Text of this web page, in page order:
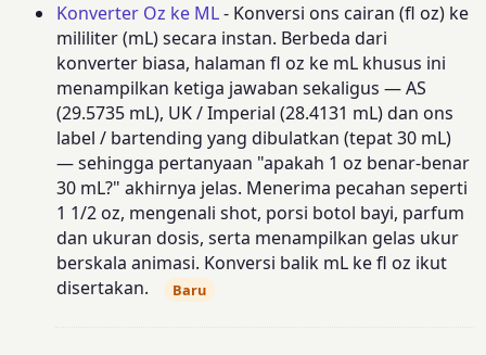
Konverter Oz ke ML- Konversi ons cairan (fl oz) ke
mililiter (mL) secara instan. Berbeda dari
konverter biasa, halaman fl oz ke mL khusus ini
menampilkan ketiga jawaban sekaligus — AS
(29.5735 mL), UK / Imperial (28.4131 mL) dan ons
label / bartending yang dibulatkan (tepat 30 mL)
— sehingga pertanyaan "apakah 1 oz benar-benar
30 mL?" akhirnya jelas. Menerima pecahan seperti
1 1/2 oz, mengenali shot, porsi botol bayi, parfum
dan ukuran dosis, serta menampilkan gelas ukur
berskala animasi. Konversi balik mL ke fl oz ikut
disertakan.
Baru